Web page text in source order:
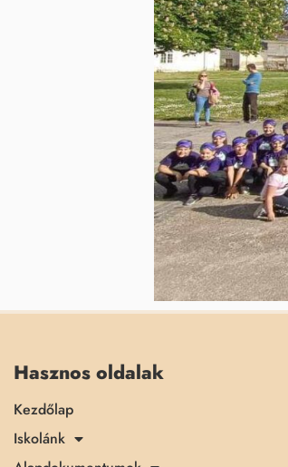
Hasznos oldalak
Kezdőlap
Iskolánk